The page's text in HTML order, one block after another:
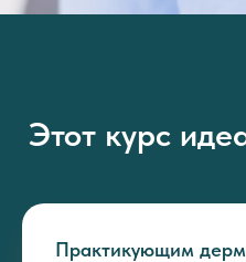
Этот курс
Практикующим